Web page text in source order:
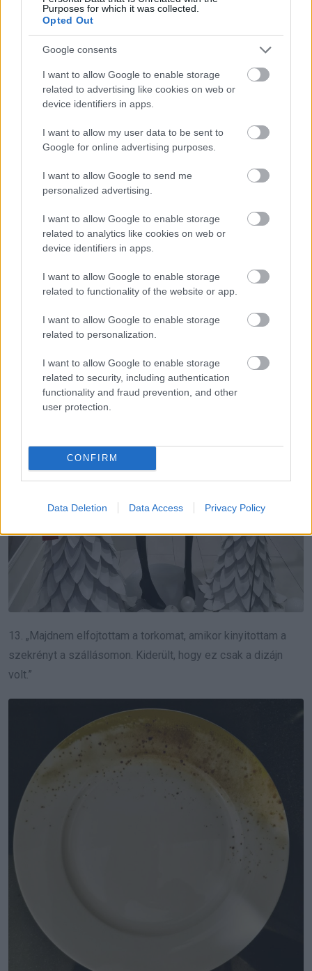
Purposes for which it was collected.
Opted Out
Google consents
I want to allow Google to enable storage
related to advertising like cookies on web or
device identifiers in apps.
I want to allow my user data to be sent to
Google for online advertising purposes.
I want to allow Google to send me
personalized advertising.
I want to allow Google to enable storage
related to analytics like cookies on web or
device identifiers in apps.
I want to allow Google to enable storage
related to functionality of the website or app.
I want to allow Google to enable storage
related to personalization.
I want to allow Google to enable storage
related to security, including authentication
functionality and fraud prevention, and other
user protection.
CONFIRM
Data Deletion Data Access Privacy Policy
fehérneműboltban.”
13. „Majdnem elfojtottam a torkomat, amikor kinyitottam a
szekrényt a szállásomon. Kiderült, hogy ez csak a dizájn
volt.”